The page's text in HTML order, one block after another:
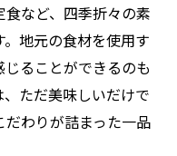
など、四季折々の素
地元の食材を使用す
ることができるのも
ただ美味しいだけで
わりが詰まった一品